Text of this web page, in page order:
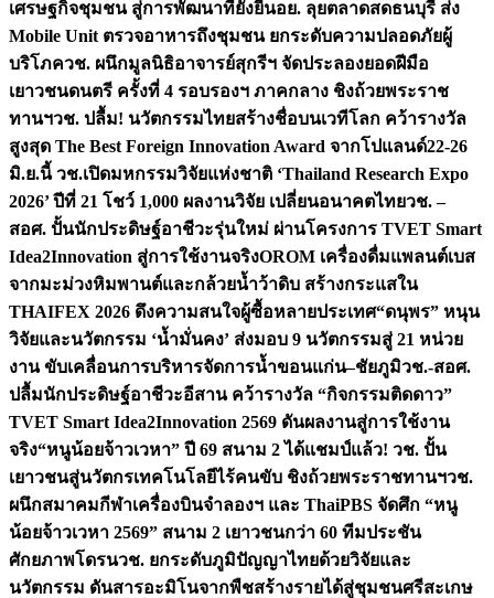
เศรษฐกิจชุมชน สู่การพัฒนาที่ยั่งยืนอย. ลุยตลาดสดธนบุรี ส่ง
Mobile Unit ตรวจอาหารถึงชุมชน ยกระดับความปลอดภัยผู้
บริโภควช. ผนึกมูลนิธิอาจารย์สุกรีฯ จัดประลองยอดฝีมือ
เยาวชนดนตรี ครั้งที่ 4 รอบรองฯ ภาคกลาง ชิงถ้วยพระราช
ทานฯวช. ปลื้ม! นวัตกรรมไทยสร้างชื่อบนเวทีโลก คว้ารางวัล
สูงสุด The Best Foreign Innovation Award จากโปแลนด์22-26
มิ.ย.นี้ วช.เปิดมหกรรมวิจัยแห่งชาติ ‘Thailand Research Expo
2026’ ปีที่ 21 โชว์ 1,000 ผลงานวิจัย เปลี่ยนอนาคตไทยวช. –
สอศ. ปั้นนักประดิษฐ์อาชีวะรุ่นใหม่ ผ่านโครงการ TVET Smart
Idea2Innovation สู่การใช้งานจริงOROM เครื่องดื่มแพลนต์เบส
จากมะม่วงหิมพานต์และกล้วยน้ำว้าดิบ สร้างกระแสใน
THAIFEX 2026 ดึงความสนใจผู้ซื้อหลายประเทศ“ดนุพร” หนุน
วิจัยและนวัตกรรม ‘น้ำมั่นคง’ ส่งมอบ 9 นวัตกรรมสู่ 21 หน่วย
งาน ขับเคลื่อนการบริหารจัดการน้ำขอนแก่น–ชัยภูมิวช.-สอศ.
ปลื้มนักประดิษฐ์อาชีวะอีสาน คว้ารางวัล “กิจกรรมติดดาว”
TVET Smart Idea2Innovation 2569 ดันผลงานสู่การใช้งาน
จริง“หนูน้อยจ้าวเวหา” ปี 69 สนาม 2 ได้แชมป์แล้ว! วช. ปั้น
เยาวชนสู่นวัตกรเทคโนโลยีไร้คนขับ ชิงถ้วยพระราชทานฯวช.
ผนึกสมาคมกีฬาเครื่องบินจำลองฯ และ ThaiPBS จัดศึก “หนู
น้อยจ้าวเวหา 2569” สนาม 2 เยาวชนกว่า 60 ทีมประชัน
ศักยภาพโดรนวช. ยกระดับภูมิปัญญาไทยด้วยวิจัยและ
นวัตกรรม ดันสารอะมิโนจากพืชสร้างรายได้สู่ชุมชนศรีสะเกษ